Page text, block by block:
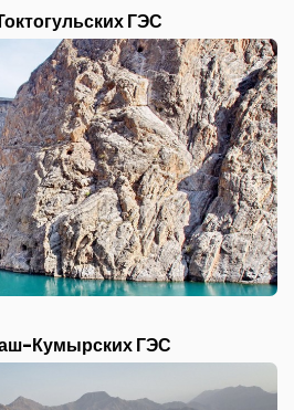
ГЭС
Кумырских ГЭС